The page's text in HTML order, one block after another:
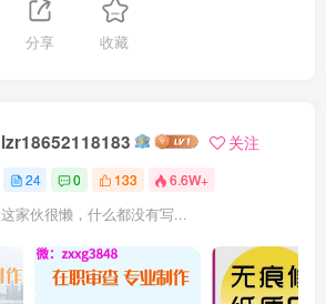
分享 收藏
lzr18652118183 关注
24 0 133 6.6W+
这家伙很懒，什么都没有写...